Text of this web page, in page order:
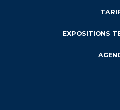
EXPOSITIONS